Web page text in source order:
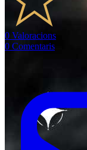
0 Valoracions
0 Comentaris